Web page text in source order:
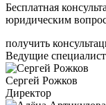
Бесплатная
юридическим
получить
Ведущие
Сергей Рожков
Директор